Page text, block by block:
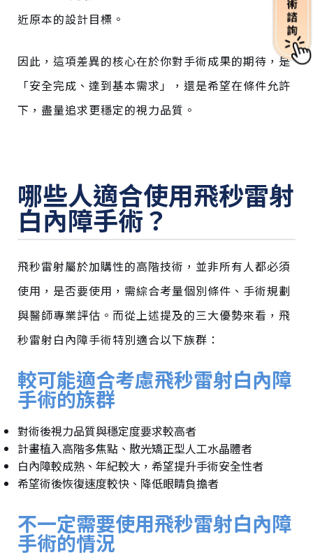
近原本的設計目標。
因此，這項差異的核心在於你對手術成果的期待，是
「安全完成、達到基本需求」，還是希望在條件允許
下，盡量追求更穩定的視力品質。
哪些人適合使用飛秒雷射
白內障手術？
飛秒雷射屬於加購性的高階技術，並非所有人都必須
使用，是否要使用，需綜合考量個別條件、手術規劃
與醫師專業評估。而從上述提及的三大優勢來看，飛
秒雷射白內障手術特別適合以下族群 ：
較可能適合考慮飛秒雷射白內障
手術的族群
對術後視力品質與穩定度要求較高者
計畫植入高階多焦點、散光矯正型人工水晶體者
白內障較成熟、年紀較大，希望提升手術安全性者
希望術後恢復速度較快、降低眼睛負擔者
不一定需要使用飛秒雷射白內障
手術的情況